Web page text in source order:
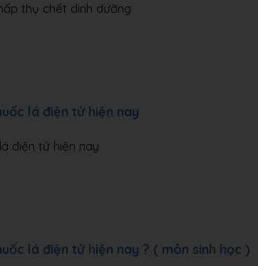
thụ chết dinh dưỡng
lá điện tử hiện nay
điện tử hiện nay
lá điện tử hiện nay ? ( môn sinh học )